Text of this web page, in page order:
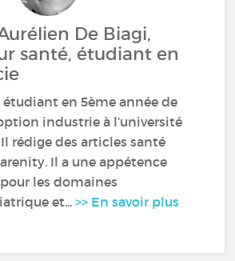
De Biagi,
santé, étudiant en
en 5ème année de
industrie à l’université
rédige des articles santé
Il a une appétence
les domaines
et...>> En savoir plus